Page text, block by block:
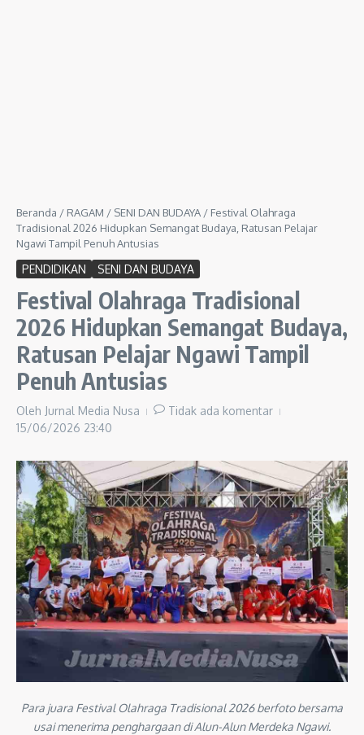
Beranda / RAGAM / SENI DAN BUDAYA / Festival Olahraga
Tradisional 2026 Hidupkan Semangat Budaya, Ratusan Pelajar
Ngawi Tampil Penuh Antusias
PENDIDIKAN SENI DAN BUDAYA
Festival Olahraga Tradisional
2026 Hidupkan Semangat Budaya,
Ratusan Pelajar Ngawi Tampil
Penuh Antusias
Oleh Jurnal Media Nusa
Tidak ada komentar
15/06/2026 23:40
Para juara Festival Olahraga Tradisional 2026 berfoto bersama
usai menerima penghargaan di Alun-Alun Merdeka Ngawi.